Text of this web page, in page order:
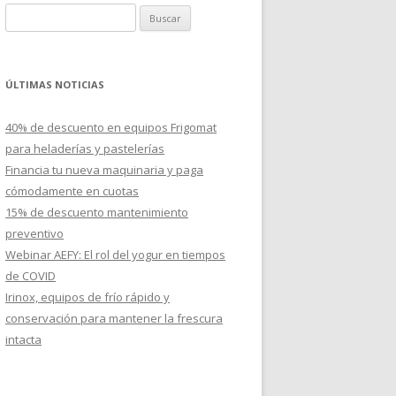
u
c
r
ÚLTIMAS NOTICIAS
40% de descuento en equipos Frigomat
para heladerías y pastelerías
Financia tu nueva maquinaria y paga
cómodamente en cuotas
15% de descuento mantenimiento
preventivo
Webinar AEFY: El rol del yogur en tiempos
de COVID
Irinox, equipos de frío rápido y
conservación para mantener la frescura
intacta